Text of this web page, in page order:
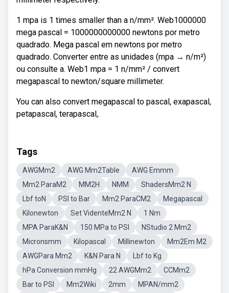
1 mpa is 1 times smaller than a n/mm². Web1000000
mega pascal = 1000000000000 newtons por metro
quadrado. Mega pascal em newtons por metro
quadrado. Converter entre as unidades (mpa → n/m²)
ou consulte a. Web1 mpa = 1 n/mm² / convert
megapascal to newton/square millimeter.
You can also convert megapascal to pascal, exapascal,
petapascal, terapascal,.
Tags
AWGMm2 AWG Mm2Table
AWG Emmm
Mm2 ParaM2
MM2H NMM
ShadersMm2 N
Lbf toN
PSI to Bar Mm2 ParaCM2
Megapascal
Kilonewton
Set VidenteMm2 N
1 Nm
MPA ParaK&N
150 MPa to PSI
NStudio 2 Mm2
Micronsmm
Kilopascal Millinewton
Mm2Em M2
AWGPara Mm2
K&N Para N
Lbf to Kg
hPa Conversion mmHg
22 AWGMm2
CCMm2
Bar to PSI
Mm2Wiki 2mm
MPAN/mm2